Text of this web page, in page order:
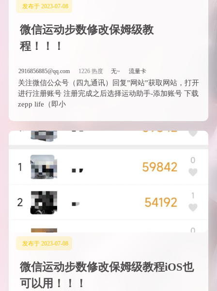
发布于 2023-07-08
微信运动步数修改保姆级教
程！！！
2916856885@qq.com 1226 热度 无~ 流量卡
关注微信公众号（四九通讯）回复”网站”获取网站，打开
进行注册账号 注册完成之后选择运动助手-添加账号 下载
zepp life（即小
发布于 2023-07-08
微信运动步数修改保姆级教程iOS也
可以用！！！